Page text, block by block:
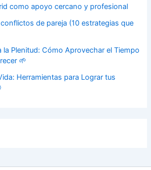
como apoyo cercano y profesional
de pareja (10 estrategias que
Plenitud: Cómo Aprovechar el Tiempo
🌱
Herramientas para Lograr tus